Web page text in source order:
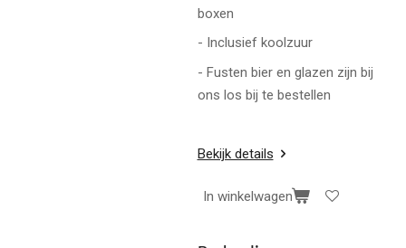
boxen
- Inclusief koolzuur
- Fusten bier en glazen zijn bij
ons los bij te bestellen
Bekijk details
In winkelwagen